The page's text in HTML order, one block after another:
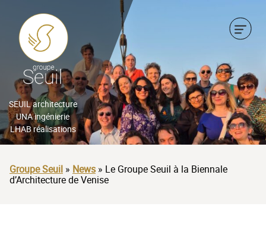
SEUIL architecture
UNA ingénierie
LHAB réalisations
INDUSTRIEL
CHEF D’ENTREPRISE
BAILLEUR SOCIAL &
CHEF D’ENTREPRISE
BAILLEUR SOCIAL &
PROMOTEUR
ARCHITECTE, BUREAU
D’ÉTUDES, AMO
ORGANISME PUBLIC &
Groupe Seuil » News » Le Groupe Seuil à la Biennale
d’Architecture de Venise